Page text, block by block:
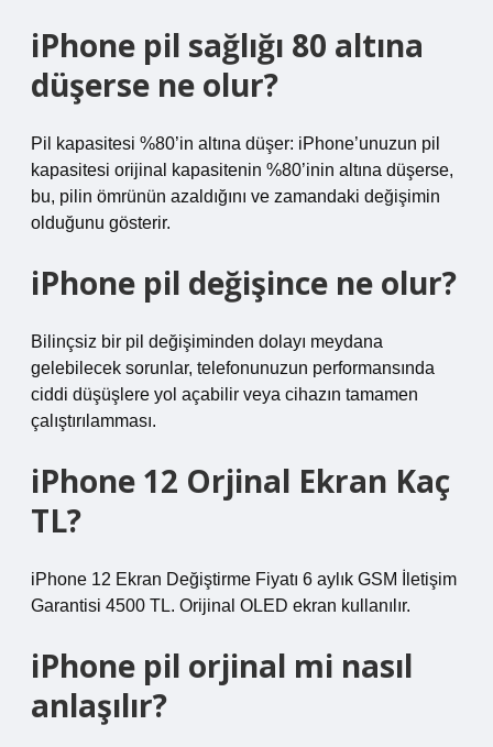
iPhone pil sağlığı 80 altına
düşerse ne olur?
Pil kapasitesi %80’in altına düşer: iPhone’unuzun pil
kapasitesi orijinal kapasitenin %80’inin altına düşerse,
bu, pilin ömrünün azaldığını ve zamandaki değişimin
olduğunu gösterir.
iPhone pil değişince ne olur?
Bilinçsiz bir pil değişiminden dolayı meydana
gelebilecek sorunlar, telefonunuzun performansında
ciddi düşüşlere yol açabilir veya cihazın tamamen
çalıştırılamması.
iPhone 12 Orjinal Ekran Kaç
TL?
iPhone 12 Ekran Değiştirme Fiyatı 6 aylık GSM İletişim
Garantisi 4500 TL. Orijinal OLED ekran kullanılır.
iPhone pil orjinal mi nasıl
anlaşılır?